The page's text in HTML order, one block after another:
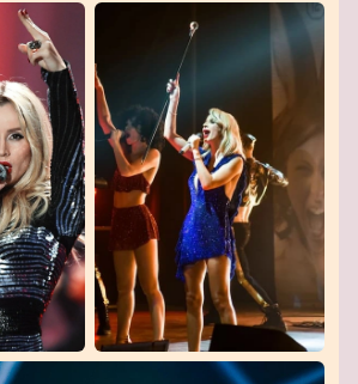
միջոցառման
հետաքրքրությունը, խորհուրդ
տոմսեր գնել՝ այս մեծ
ապահովելու համար։ Մեր
գնելը պարզ և հարմար է։
երեկոյի LOBODA-
լավագույն
մեկում։